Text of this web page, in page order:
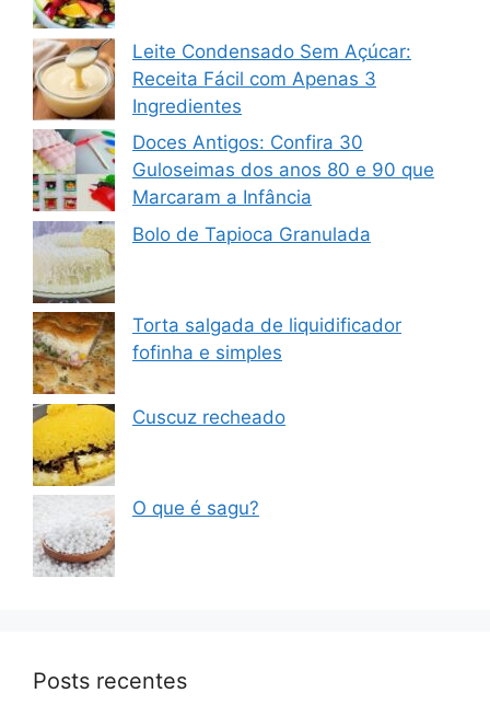
Leite Condensado Sem Açúcar:
Receita Fácil com Apenas 3
Ingredientes
Doces Antigos: Confira 30
Guloseimas dos anos 80 e 90 que
Marcaram a Infância
Bolo de Tapioca Granulada
Torta salgada de liquidificador
fofinha e simples
Cuscuz recheado
O que é sagu?
Posts recentes